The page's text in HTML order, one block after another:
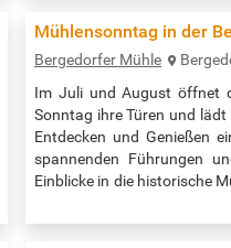
https://
Mühlensonntag in der
Bergedorfer Mühle
Im Juli und August öffnet
Sonntag ihre Türen und
Entdecken und Genießen
spannenden Führungen
Einblicke in die historische
selbst Korn gemahlen